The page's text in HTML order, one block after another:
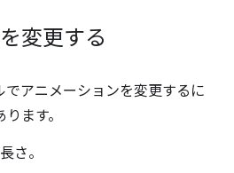
変更する
でアニメーションを変更するに
ます。
さ。